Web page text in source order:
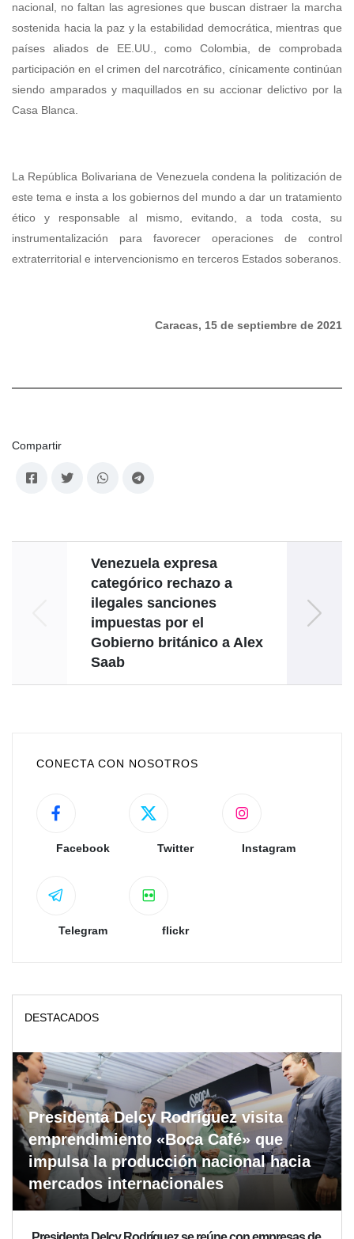
nacional, no faltan las agresiones que buscan distraer la marcha
sostenida hacia la paz y la estabilidad democrática, mientras que
países aliados de EE.UU., como Colombia, de comprobada
participación en el crimen del narcotráfico, cínicamente continúan
siendo amparados y maquillados en su accionar delictivo por la
Casa Blanca.
La República Bolivariana de Venezuela condena la politización de
este tema e insta a los gobiernos del mundo a dar un tratamiento
ético y responsable al mismo, evitando, a toda costa, su
instrumentalización para favorecer operaciones de control
extraterritorial e intervencionismo en terceros Estados soberanos.
Caracas, 15 de septiembre de 2021
Compartir
Venezuela expresa
categórico rechazo a
ilegales sanciones
impuestas por el
Gobierno británico a Alex
Saab
CONECTA CON NOSOTROS
Facebook Twitter Instagram
Telegram flickr
DESTACADOS
Presidenta Delcy Rodríguez visita
emprendimiento «Boca Café» que
impulsa la producción nacional hacia
mercados internacionales